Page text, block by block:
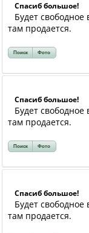
Спасиб большое!
Будет
там продается.
Поиск Фото
Спасиб большое!
Будет
там продается.
Поиск Фото
Спасиб большое!
Будет
там продается.